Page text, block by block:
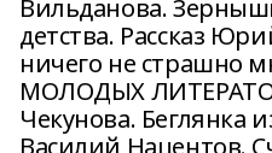
Вильданова.
детства. Рассказ
ничего не страшно
МОЛОДЫХ
Чекунова. Беглянка
Василий Нацентов.